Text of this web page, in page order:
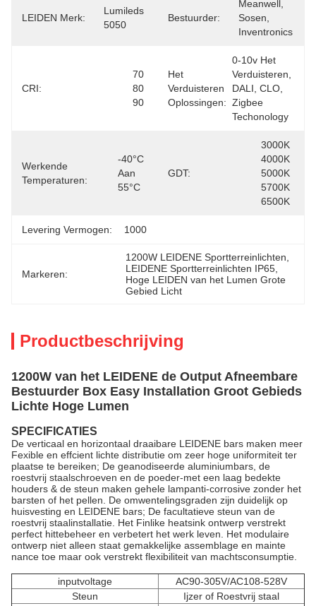
LEIDEN Merk:
Lumileds
5050
Bestuurder:
Meanwell,
Sosen,
Inventronics
CRI:
70
80
90
Het
Verduisteren
Oplossingen:
0-10v Het
Verduisteren,
DALI, CLO,
Zigbee
Techonology
Werkende
Temperaturen:
-40°C
Aan
55°C
GDT:
3000K
4000K
5000K
5700K
6500K
Levering Vermogen: 1000
Markeren:
1200W LEIDENE Sportterreinlichten
LEIDENE Sportterreinlichten IP65
Hoge LEIDEN van het Lumen Grote
Gebied Licht
Productbeschrijving
1200W van het LEIDENE de Output Afneembare
Bestuurder Box Easy Installation Groot Gebieds
Lichte Hoge Lumen
SPECIFICATIES
De verticaal en horizontaal draaibare LEIDENE bars maken meer
Fexible en effcient lichte distributie om zeer hoge uniformiteit ter
plaatse te bereiken; De geanodiseerde aluminiumbars, de
roestvrij staalschroeven en de poeder-met een laag bedekte
houders & de steun maken gehele lampanti-corrosive zonder het
barsten of het pellen. De omwentelingsgraden zijn duidelijk op
huisvesting en LEIDENE bars; De facultatieve steun van de
roestvrij staalinstallatie. Het Finlike heatsink ontwerp verstrekt
perfect hittebeheer en verbetert het werk leven. Het modulaire
ontwerp niet alleen staat gemakkelijke assemblage en mainte
nance toe maar ook verstrekt flexibiliteit van machtsconsumptie.
inputvoltage
AC90-305V/AC108-528V
Steun
Ijzer of Roestvrij staal